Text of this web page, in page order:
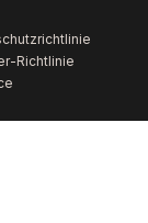
Richtlinie